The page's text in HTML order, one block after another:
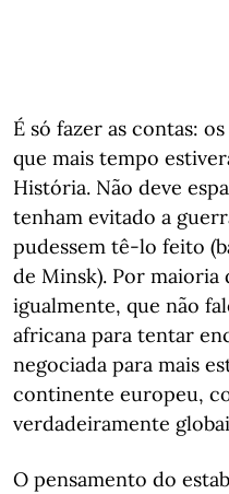
É só fazer as contas:
que mais tempo
História. Não deve
tenham evitado a
pudessem tê-lo feito
de Minsk). Por maioria
igualmente, que não
africana para tentar
negociada para mais
continente europeu,
verdadeiramente
O pensamento do